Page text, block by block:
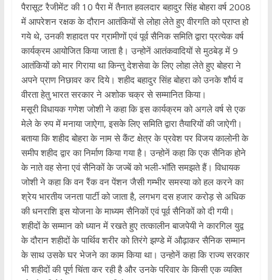
पैरासूट रैजीमेंट की 10 पैरा में तैनात हवलदार बहादुर सिंह बोहरा वर्ष 2008
में आपरेशन रक्षक के दौरान आतंकियों से लोहा लेते हुए वीरगति को प्राप्त हो
गये थे, उनकी शहादत पर ग्रामीणों एवं पूर्व सैनिक समिति द्वारा प्रत्येक वर्ष
कार्यक्रम आयोजित किया जाता है। उन्होनें आतंकवादियों से मुठबेड़ में 9
आतंकियों को मार गिराया था किन्तु देशसेवा के लिए लोहा लेते हुए बोहरा ने
अपने प्राण निछावर कर दिये। शहीद बहादुर सिंह बोहरा को उनके शौर्य व
वीरता हेतु भारत सरकार ने अशोक चक्र से सम्मानित किया।
मसूरी विधायक गणेश जोशी ने कहा कि इस कार्यक्रम को अगले वर्ष से एक
मेले के रुप में मनाया जाऐगा, इसके लिए समिति द्वारा तैयारियों की जाऐगी।
बताया कि शहीद बोहरा के नाम से कैंट क्षेत्र के प्रवेश पर विजय कालोनी के
समीप शहीद द्वार का निर्माण किया गया है। उन्होनें कहा कि एक सैनिक होने
के नाते वह सेना एवं सैनिकों के जज्बें को भली-भॉति समझते हैं। विधायक
जोशी ने कहा कि वन रैंक वन पेंशन जैसी गम्भीर समस्या को हल करने का
श्रेय भारतीय जनता पार्टी को जाता है, लगभग दस हजार करोड़ से अधिक
की धनराशि इस योजना के माध्यम सैनिकों एवं पूर्व सैनिकों को दी गयी।
शहीदों के सम्मान को ध्यान में रखते हुए तत्कालीन बाजपेयी ने कारगिल युद्व
के दौरान शहीदों के पार्थिव शरीर को तिरंगे झण्डे में औढ़ाकर सैनिक सम्मान
के साथ उसके घर भेजने का काम किया था। उन्होनें कहा कि राज्य सरकार
भी शहीदों की पूर्ण चिंता कर रही है और उनके परिवार के किसी एक व्यक्ति